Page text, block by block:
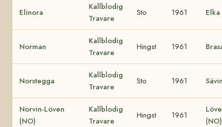
Elinora
Kallblodig
Travare
Sto 1961 Elka
Norman
Kallblodig
Travare
Hingst 1961
Norstegga
Kallblodig
Travare
Sto 1961
Norvin-Löven
(NO)
Kallblodig
Travare
Hingst 1961